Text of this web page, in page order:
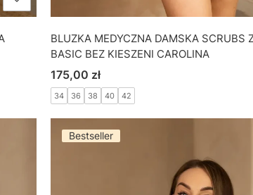
BLUZKA MEDYCZNA DAMSKA SCRUBS
BASIC BEZ KIESZENI CAROLINA
Cena
175,00 zł
34 36 38 40 42
Bestseller